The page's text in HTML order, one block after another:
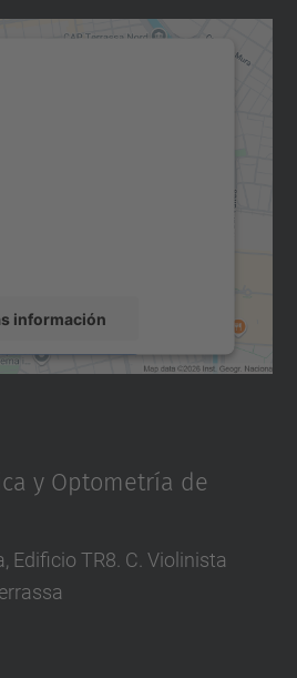
información
Aceptar
y Optometría de
Edificio TR8. C. Violinista